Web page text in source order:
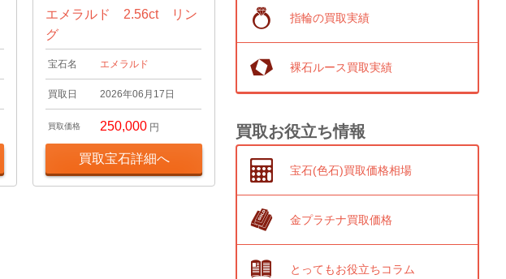
エメラルド 2.56ct リン
グ
宝石名 エメラルド
買取日 2026年06月17日
買取価格 250,000 円
買取宝石詳細へ
指輪の買取実績
裸石ルース買取実績
買取お役立ち情報
宝石(色石)買取価格相場
金プラチナ買取価格
とってもお役立ちコラム